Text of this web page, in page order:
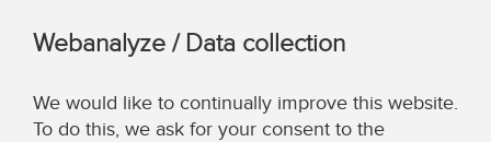
Webanalyze / Data collection
We would like to continually improve this website.
To do this, we ask for your consent to the